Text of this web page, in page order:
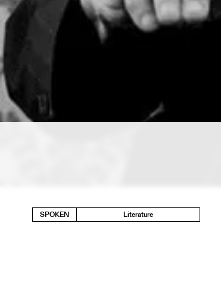
SPOKEN Literature